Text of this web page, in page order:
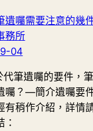
遺囑需要注意的幾
務所
04
筆遺囑的要件，
囑？—簡介遺囑要
有稍作介紹，詳情
：